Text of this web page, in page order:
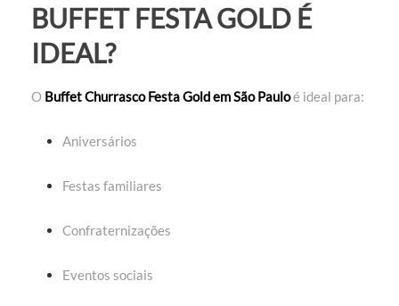
BUFFET FESTA GOLD É
IDEAL?
O Buffet Churrasco Festa Gold em São Pauloé ideal para:
Aniversários
Festas familiares
Confraternizações
Eventos sociais